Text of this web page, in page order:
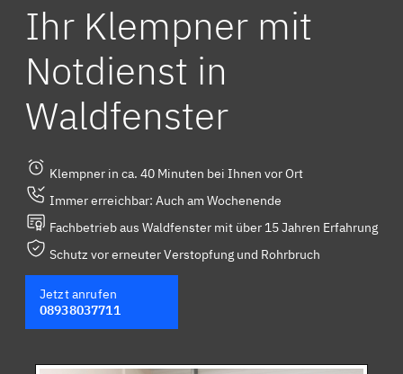
Ihr Klempner mit
Notdienst in
Waldfenster
Klempner in ca. 40 Minuten bei Ihnen vor Ort
Immer erreichbar: Auch am Wochenende
Fachbetrieb aus Waldfenster mit über 15 Jahren Erfahrung
Schutz vor erneuter Verstopfung und Rohrbruch
Jetzt anrufen
08938037711